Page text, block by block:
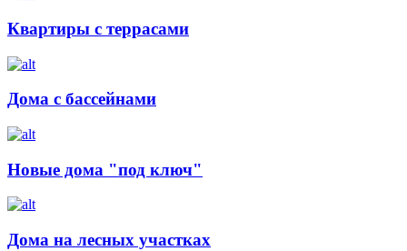
Квартиры с террасами
Дома с бассейнами
Новые дома "под ключ"
Дома на лесных участках